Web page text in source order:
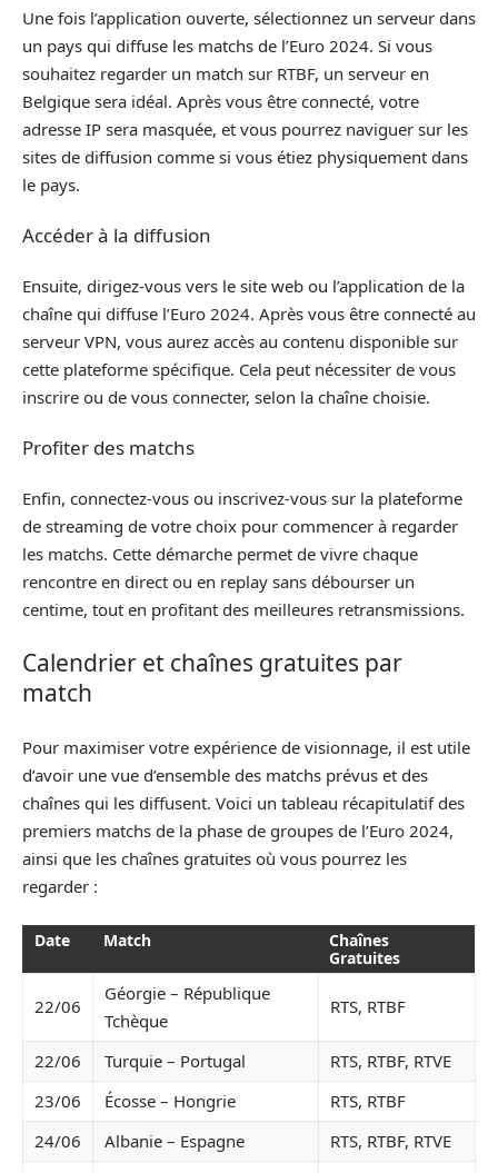
Une fois l’application ouverte, sélectionnez un serveur dans
un pays qui diffuse les matchs de l’Euro 2024. Si vous
souhaitez regarder un match sur RTBF, un serveur en
Belgique sera idéal. Après vous être connecté, votre
adresse IP sera masquée, et vous pourrez naviguer sur les
sites de diffusion comme si vous étiez physiquement dans
le pays.
Accéder à la diffusion
Ensuite, dirigez-vous vers le site web ou l’application de la
chaîne qui diffuse l’Euro 2024. Après vous être connecté au
serveur VPN, vous aurez accès au contenu disponible sur
cette plateforme spécifique. Cela peut nécessiter de vous
inscrire ou de vous connecter, selon la chaîne choisie.
Profiter des matchs
Enfin, connectez-vous ou inscrivez-vous sur la plateforme
de streaming de votre choix pour commencer à regarder
les matchs. Cette démarche permet de vivre chaque
rencontre en direct ou en replay sans débourser un
centime, tout en profitant des meilleures retransmissions.
Calendrier et chaînes gratuites par
match
Pour maximiser votre expérience de visionnage, il est utile
d’avoir une vue d’ensemble des matchs prévus et des
chaînes qui les diffusent. Voici un tableau récapitulatif des
premiers matchs de la phase de groupes de l’Euro 2024,
ainsi que les chaînes gratuites où vous pourrez les
regarder :
Date Match
Chaînes
Gratuites
22/06
Géorgie – République
Tchèque
RTS, RTBF
22/06 Turquie – Portugal
RTS, RTBF, RTVE
23/06
Écosse – Hongrie
RTS, RTBF
24/06
Albanie – Espagne
RTS, RTBF, RTVE